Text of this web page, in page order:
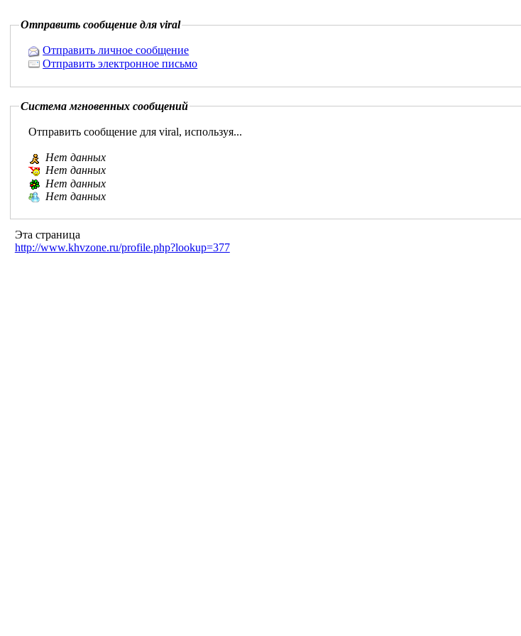
Отправить сообщение для viral
Отправить личное сообщение
Отправить электронное письмо
Система мгновенных сообщений
Отправить сообщение для viral, используя...
Нет данных
Нет данных
Нет данных
Нет данных
Эта страница
http://www.khvzone.ru/profile.php?lookup=377